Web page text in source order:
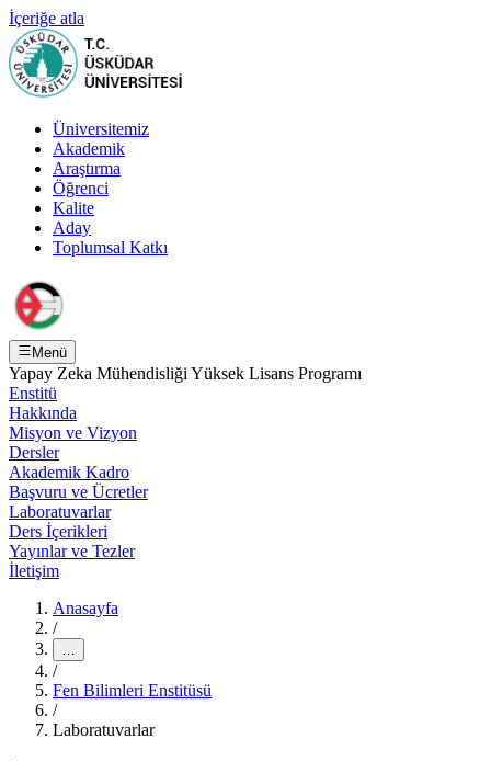
İçeriğe atla
Üniversitemiz
Akademik
Araştırma
Öğrenci
Kalite
Aday
Toplumsal Katkı
Menü
Yapay Zeka Mühendisliği Yüksek Lisans Programı
Enstitü
Hakkında
Misyon ve Vizyon
Dersler
Akademik Kadro
Başvuru ve Ücretler
Laboratuvarlar
Ders İçerikleri
Yayınlar ve Tezler
İletişim
Anasayfa
/
…
/
Fen Bilimleri Enstitüsü
/
Laboratuvarlar